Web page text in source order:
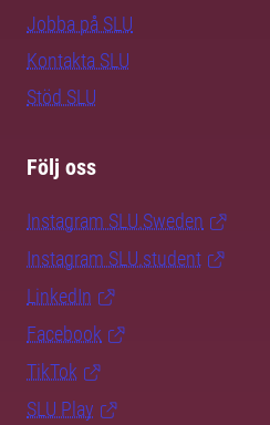
Jobba på SLU
Kontakta SLU
Stöd SLU
Följ oss
Instagram SLU.Sweden
Instagram SLU.student
LinkedIn
Facebook
TikTok
SLU Play